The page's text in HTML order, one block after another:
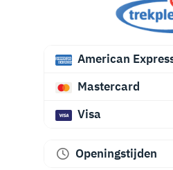
American
Mastercard
Visa
Openingstijden